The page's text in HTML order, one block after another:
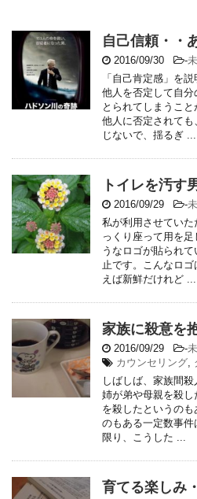
自己信頼・・
2016/09/30 -
「自己肯定感」を
他人を否定して自分
とられてしまうこと
他人に否定されて
じないで、揺るぎ ...
トイレを汚す
2016/09/29 -
私が利用させてい
っくり座って用を
うなロゴが貼られ
止です。こんなロ
えば新鮮だけれど ...
家族に殺意を
2016/09/29 -
カウンセリング,
しばしば、家族間
姉が弟や母親を殺
を殺したというの
のもある一定数事
限り、こうした ...
育てる楽しみ